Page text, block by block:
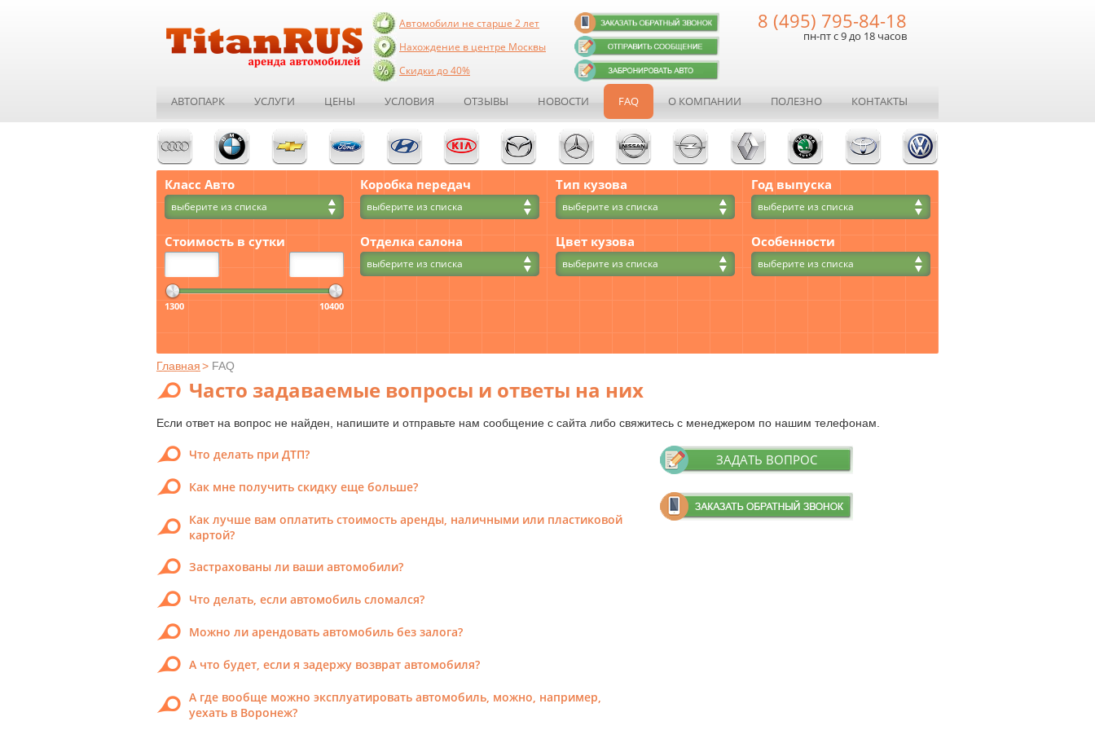
Автомобили не старше 2 лет
Нахождение в центре Москвы
Скидки до 40%
8 (495) 795-84-18
пн-пт с 9 до 18 часов
АВТОПАРК УСЛУГИ ЦЕНЫ УСЛОВИЯ ОТЗЫВЫ НОВОСТИ FAQ О КОМПАНИИ ПОЛЕЗНО КОНТАКТЫ
Класс Авто
выберите из списка
Коробка передач
выберите из списка
Тип кузова
выберите из списка
Год выпуска
выберите из списка
Стоимость в сутки
1300 10400
Отделка салона
выберите из списка
Цвет кузова
выберите из списка
Особенности
выберите из списка
Главная> FAQ
Часто задаваемые вопросы и ответы на них
Если ответ на вопрос не найден, напишите и отправьте нам сообщение с сайта либо свяжитесь с менеджером по нашим телефонам.
Что делать при ДТП?
Как мне получить скидку еще больше?
Как лучше вам оплатить стоимость аренды, наличными или пластиковой
картой?
Застрахованы ли ваши автомобили?
Что делать, если автомобиль сломался?
Можно ли арендовать автомобиль без залога?
А что будет, если я задержу возврат автомобиля?
А где вообще можно эксплуатировать автомобиль, можно, например,
уехать в Воронеж?
ЗАДАТЬ ВОПРОС